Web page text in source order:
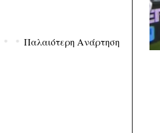
Παλαιότερη Ανάρτηση